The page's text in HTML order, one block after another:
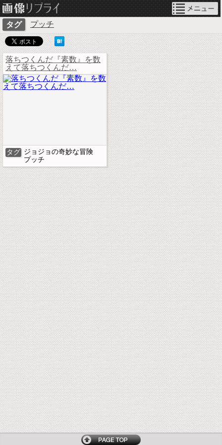
ネタ画像リプライ
タグ プッチ
落ちつくんだ『素数』を数
えて落ちつくんだ…
タグ ジョジョの奇妙な冒険
プッチ